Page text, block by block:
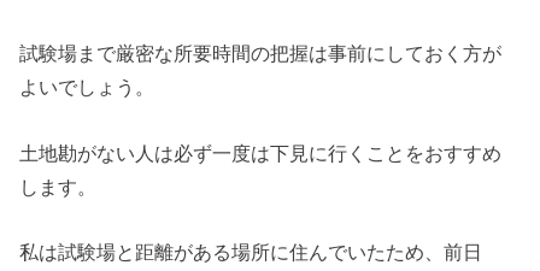
試験場まで厳密な所要時間の把握は事前にしておく方が
よいでしょう。
土地勘がない人は必ず一度は下見に行くことをおすすめ
します。
私は試験場と距離がある場所に住んでいたため、前日